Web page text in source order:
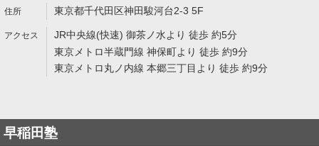
東京都千代田区神田駿河台2-3 5F
JR中央線(快速) 御茶ノ水より 徒歩 約5分
東京メトロ半蔵門線 神保町より 徒歩 約9分
東京メトロ丸ノ内線 本郷三丁目より 徒歩 約9分
早稲田塾